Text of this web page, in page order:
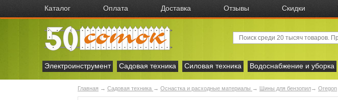
Каталог Оплата Доставка Отзывы Скидки
Электроинструмент
Садовая техника Силовая техника Водоснабжение и уборка
Главная → Садовая техника → Оснастка и расходные материалы → Шины для бензопил→ Oregon